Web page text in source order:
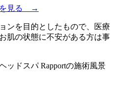
を見る →
ンを目的としたもので、医療
肌の状態に不安がある方は事